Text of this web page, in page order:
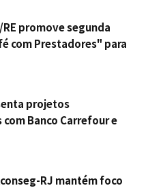
promove segunda
com Prestadores" para
e aprimorar
projetos
Banco Carrefour e
Latino-Americano
RJ mantém foco